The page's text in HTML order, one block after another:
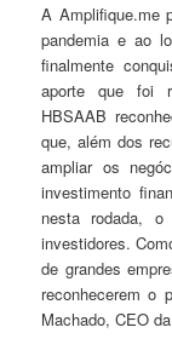
A Amplifique.me
pandemia e ao
finalmente
aporte que foi
HBSAAB
que, além dos
ampliar os
investimento
nesta rodada,
investidores.
de grandes
reconhecerem o
Machado, CEO